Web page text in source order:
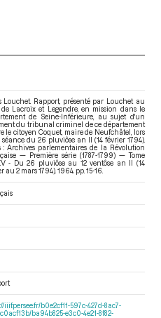
au 12 ventôse an II (14 février au 2 mars
Louchet. Rapport, présenté par Louchet au
de Lacroix et Legendre, en mission dans le
de Seine-Inférieure, au sujet d'un
du tribunal criminel de ce département
le citoyen Coquet, maire de Neufchâtel, lors
séance du 26 pluviôse an II (14 février 1794).
: Archives parlementaires de la Révolution
— Première série (1787-1799) — Tome
- Du 26 pluviôse au 12 ventôse an II (14
au 2 mars 1794). 1964. pp. 15-16.
iiif.persee.fr/b0e2cf11-597c-427d-8ac7-
ba94b825-e3c0-4e21-8f82-